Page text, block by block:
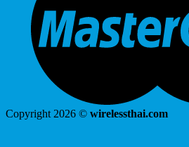
Copyright 2026 © wirelessthai.com